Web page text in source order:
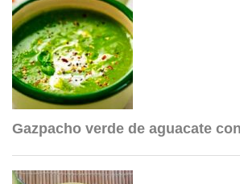
Gazpacho verde de aguacate